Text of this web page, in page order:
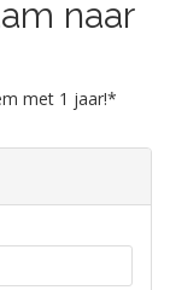
naar
met 1 jaar!*